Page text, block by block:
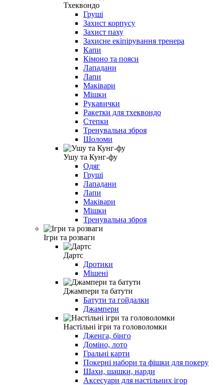
Тхеквондо
Груші
Захист корпусу
Захист паху
Захисне екіпірування тренера
Капи
Кімоно та пояси
Лападани
Лапи
Маківари
Мішки
Рукавички
Ракетки для тхеквондо
Степки
Тренувальна зброя
Шоломи
Ушу та Кунг-фу
Одяг
Груші
Лападани
Лапи
Маківари
Мішки
Тренувальна зброя
Ігри та розваги
Дартс
Дротики
Мішені
Джампери та батути
Батути та гойдалки
Джампери
Настільні ігри та головоломки
Дженга, бінго
Доміно, лото
Гральні карти
Покерні набори та фішки для покеру
Шахи, шашки, нарди
Аксесуари для настільних ігор